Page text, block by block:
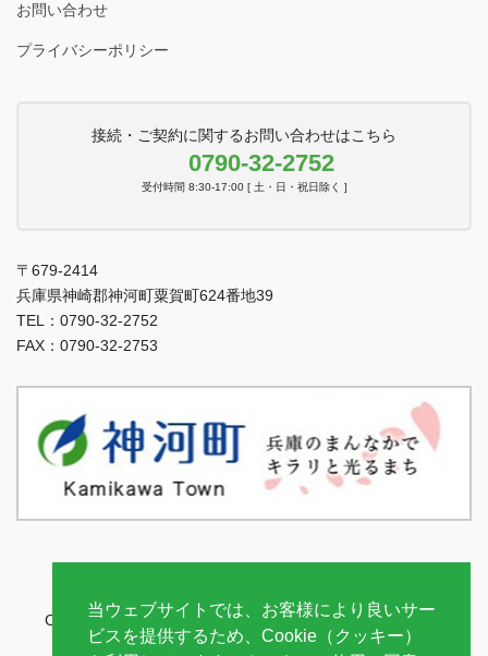
お問い合わせ
プライバシーポリシー
接続・ご契約に関するお問い合わせはこちら
0790-32-2752
受付時間 8:30-17:00 [ 土・日・祝日除く ]
〒679-2414
兵庫県神崎郡神河町粟賀町624番地39
TEL：0790-32-2752
FAX：0790-32-2753
Copyright © 神河町ケーブルテレビネットワーク All Rights
Reserved.
当ウェブサイトでは、お客様により良いサー
ビスを提供するため、Cookie（クッキー）